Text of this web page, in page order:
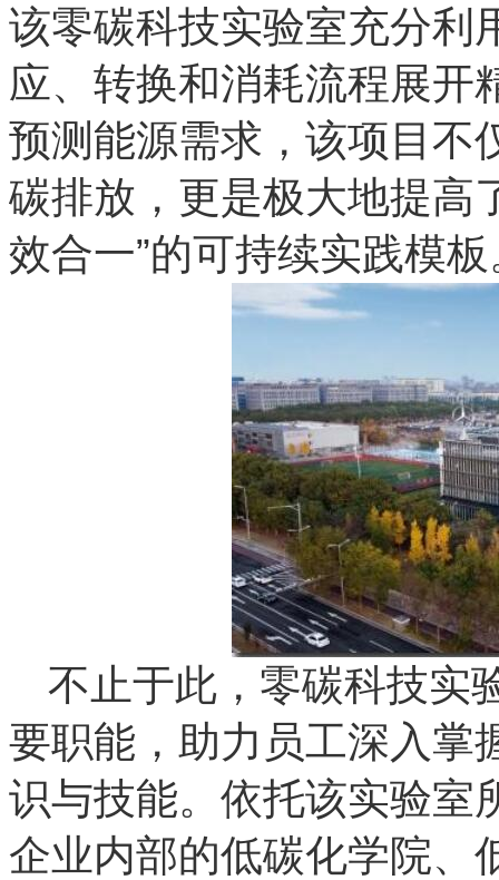
该零碳科技实验室充分利
应、转换和消耗流程展开
预测能源需求，该项目不
碳排放，更是极大地提高
效合一”的可持续实践模
不止于此，零碳科技实
要职能，助力员工深入掌
识与技能。依托该实验室
企业内部的低碳化学院、